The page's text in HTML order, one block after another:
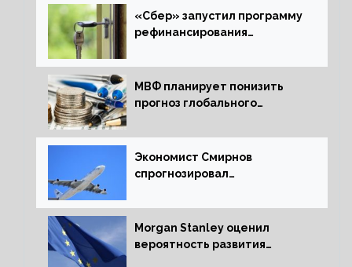
«Сбер» запустил программу
рефинансирования
МВФ планирует понизить
прогноз глобального
следующем отчете
Экономист Смирнов
спрогнозировал
России
Morgan Stanley оценил
вероятность развития